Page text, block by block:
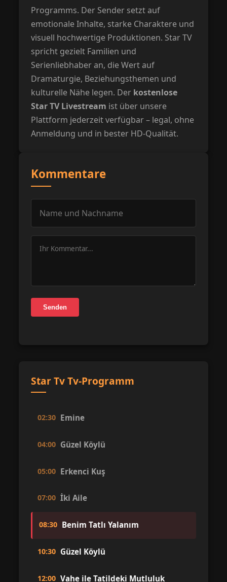
Programms. Der Sender setzt auf
emotionale Inhalte, starke Charaktere und
visuell hochwertige Produktionen. Star TV
spricht gezielt Familien und
Serienliebhaber an, die Wert auf
Dramaturgie, Beziehungsthemen und
kulturelle Nähe legen. Der kostenlose
Star TV Livestream ist über unsere
Plattform jederzeit verfügbar – legal, ohne
Anmeldung und in bester HD-Qualität.
Kommentare
Senden
Star Tv Tv-Programm
02:30 Emine
04:00 Güzel Köylü
05:00 Erkenci Kuş
07:00 İki Aile
08:30 Benim Tatlı Yalanım
10:30 Güzel Köylü
12:00 Vahe ile Tatildeki Mutluluk